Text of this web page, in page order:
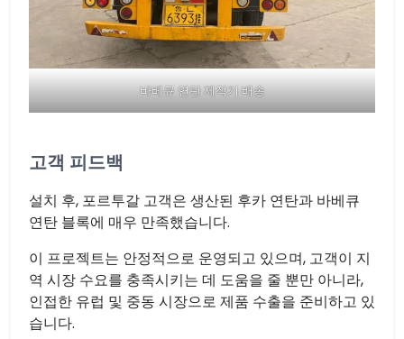
바베큐 연탄 제작기 배송
고객 피드백
설치 후, 포르투갈 고객은 생산된 후카 연탄과 바베큐
연탄 블록에 매우 만족했습니다.
이 프로젝트는 안정적으로 운영되고 있으며, 고객이 지
역 시장 수요를 충족시키는 데 도움을 줄 뿐만 아니라,
인접한 유럽 및 중동 시장으로 제품 수출을 준비하고 있
습니다.